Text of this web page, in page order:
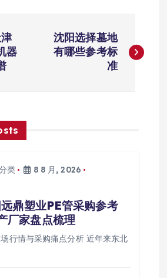
器
沈阳选择墓地
有哪些参考标
准
类
8 8 月, 2026
鼎塑业PE管采购参考
厂家盘点梳理
行情与采购痛点分析 近年来东北